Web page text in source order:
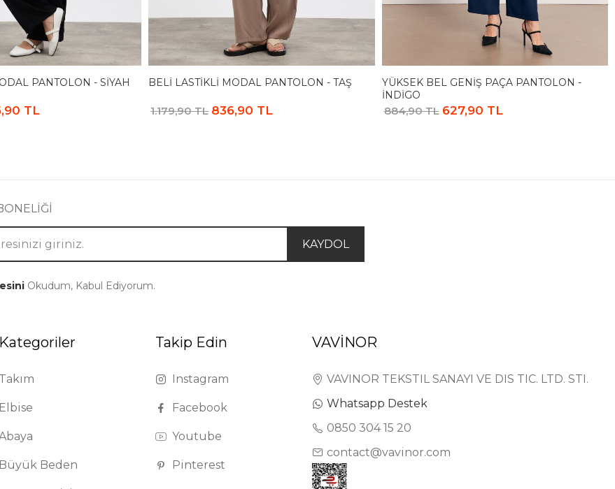
PANTOLON - SIYAH
TL
BELI LASTIKLI MODAL PANTOLON - TAŞ
1.179,90 TL 836,90 TL
YÜKSEK BEL GENIŞ PAÇA PANTOLON -
İNDIGO
884,90 TL 627,90 TL
KAYDOL
Okudum, Kabul Ediyorum.
Kategoriler
Takım
Elbise
Büyük Beden
Takip Edin
Instagram
Facebook
Youtube
Pinterest
VAVİNOR
VAVINOR TEKSTIL SANAYI VE DIS TIC. LTD. STI.
Whatsapp Destek
0850 304 15 20
contact@vavinor.com